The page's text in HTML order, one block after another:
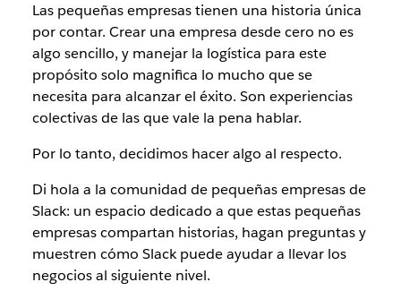
Las pequeñas empresas tienen una historia única
por contar. Crear una empresa desde cero no es
algo sencillo, y manejar la logística para este
propósito solo magnifica lo mucho que se
necesita para alcanzar el éxito. Son experiencias
colectivas de las que vale la pena hablar.
Por lo tanto, decidimos hacer algo al respecto.
Di hola a la comunidad de pequeñas empresas de
Slack: un espacio dedicado a que estas pequeñas
empresas compartan historias, hagan preguntas y
muestren cómo Slack puede ayudar a llevar los
negocios al siguiente nivel.